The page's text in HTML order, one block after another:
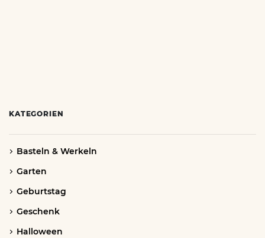
KATEGORIEN
Basteln & Werkeln
Garten
Geburtstag
Geschenk
Halloween